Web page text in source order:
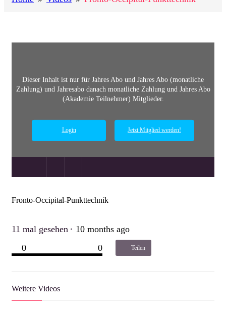
Dieser Inhalt ist nur für Jahres Abo und Jahres Abo (monatliche
Zahlung) und Jahresabo danach monatliche Zahlung und Jahres Abo
(Akademie Teilnehmer) Mitglieder.
Login Jetzt Mitglied werden!
Fronto-Occipital-Punkttechnik
11 mal gesehen
10 months ago
0
0 Teilen
Weitere Videos